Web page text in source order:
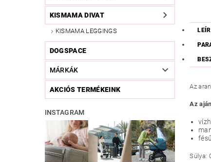
KISMAMA DIVAT
KISMAMA LEGGINGS
DOGSPACE
MÁRKÁK
AKCIÓS TERMÉKEINK
INSTAGRAM
Az
Az
Súlya: